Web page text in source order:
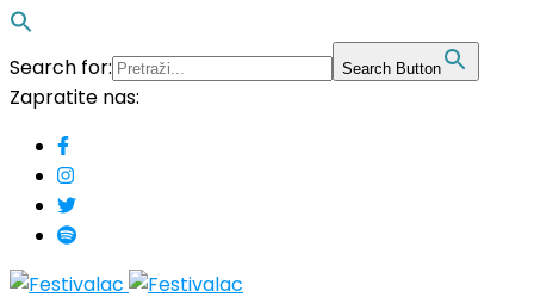
Search for: Search Button
Zapratite nas: